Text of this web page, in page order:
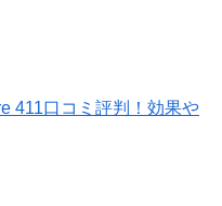
411口コミ評判！効果や